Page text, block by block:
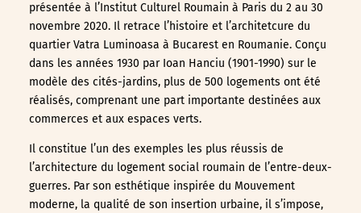
présentée à l’Institut Culturel Roumain à Paris du 2 au 30
novembre 2020. Il retrace l’histoire et l’architetcure du
quartier Vatra Luminoasa à Bucarest en Roumanie. Conçu
dans les années 1930 par Ioan Hanciu (1901-1990) sur le
modèle des cités-jardins, plus de 500 logements ont été
réalisés, comprenant une part importante destinées aux
commerces et aux espaces verts.
Il constitue l’un des exemples les plus réussis de
l’architecture du logement social roumain de l’entre-deux-
guerres. Par son esthétique inspirée du Mouvement
moderne, la qualité de son insertion urbaine, il s’impose,